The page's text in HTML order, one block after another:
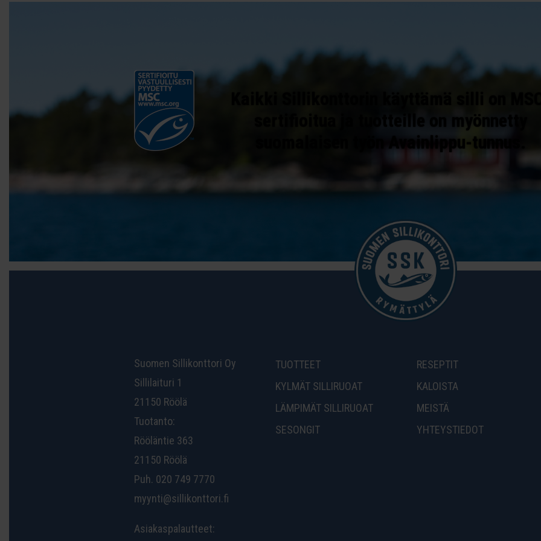
sertifioitua ja tuotteille on myönnetty
suomalaisen työn Avainlippu-tunnus.
Suomen Sillikonttori Oy
Sillilaituri 1
21150 Röölä
Tuotanto:
Rööläntie 363
21150 Röölä
Puh. 020 749 7770
myynti@sillikonttori.fi
Asiakaspalautteet:
TUOTTEET
KYLMÄT SILLIRUOAT
LÄMPIMÄT SILLIRUOAT
SESONGIT
RESEPTIT
KALOISTA
MEISTÄ
YHTEYSTIEDOT